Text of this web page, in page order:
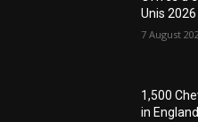
Unis 2026
7 August
1,500
in England